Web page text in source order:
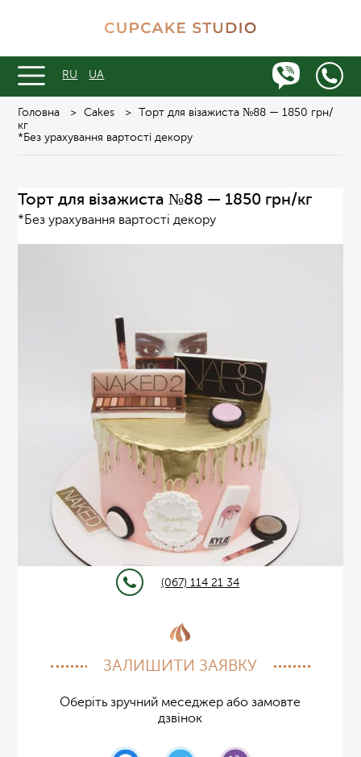
RU UA
Головна > Cakes >
Торт для візажиста №88 — 1850 грн/
кг
*Без урахування вартості декору
Торт для візажиста №88 — 1850 грн/кг
*Без урахування вартості декору
(067) 114 21 34
ЗАЛИШИТИ ЗАЯВКУ
Оберіть зручний меседжер або замовте
дзвінок